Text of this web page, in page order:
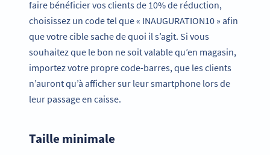
faire bénéficier vos clients de 10% de réduction,
choisissez un code tel que « INAUGURATION10 » afin
que votre cible sache de quoi il s’agit. Si vous
souhaitez que le bon ne soit valable qu’en magasin,
importez votre propre code-barres, que les clients
n’auront qu’à afficher sur leur smartphone lors de
leur passage en caisse.
Taille minimale